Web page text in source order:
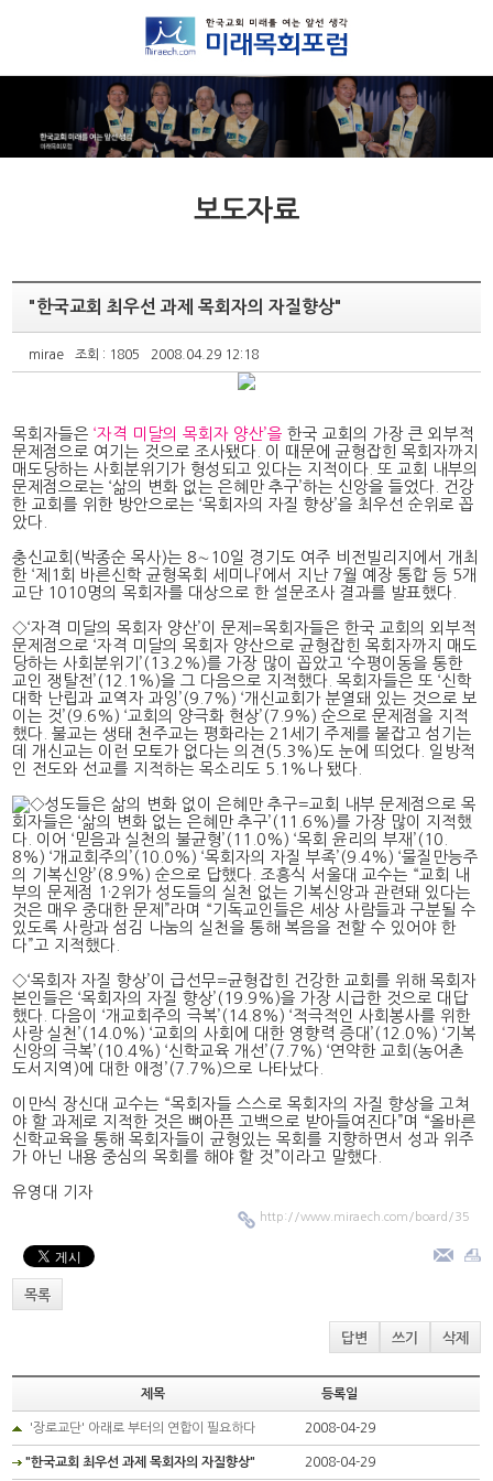
보도자료
"한국교회 최우선 과제 목회자의 자질향상"
mirae 조회 : 1805 2008.04.29 12:18
목회자들은‘자격 미달의 목회자 양산’을한국 교회의 가장 큰 외부적
문제점으로 여기는 것으로 조사됐다. 이 때문에 균형잡힌 목회자까지
매도당하는 사회분위기가 형성되고 있다는 지적이다. 또 교회 내부의
문제점으로는 ‘삶의 변화 없는 은혜만 추구’하는 신앙을 들었다. 건강
한 교회를 위한 방안으로는 ‘목회자의 자질 향상’을 최우선 순위로 꼽
았다.
충신교회(박종순 목사)는 8∼10일 경기도 여주 비전빌리지에서 개최
한 ‘제1회 바른신학 균형목회 세미나’에서 지난 7월 예장 통합 등 5개
교단 1010명의 목회자를 대상으로 한 설문조사 결과를 발표했다.
◇‘자격 미달의 목회자 양산’이 문제=목회자들은 한국 교회의 외부적
문제점으로 ‘자격 미달의 목회자 양산으로 균형잡힌 목회자까지 매도
당하는 사회분위기’(13.2%)를 가장 많이 꼽았고 ‘수평이동을 통한
교인 쟁탈전’(12.1%)을 그 다음으로 지적했다. 목회자들은 또 ‘신학
대학 난립과 교역자 과잉’(9.7%) ‘개신교회가 분열돼 있는 것으로 보
이는 것’(9.6%) ‘교회의 양극화 현상’(7.9%) 순으로 문제점을 지적
했다. 불교는 생태 천주교는 평화라는 21세기 주제를 붙잡고 섬기는
데 개신교는 이런 모토가 없다는 의견(5.3%)도 눈에 띄었다. 일방적
인 전도와 선교를 지적하는 목소리도 5.1%나 됐다.
◇성도들은 삶의 변화 없이 은혜만 추구=교회 내부 문제점으로 목
회자들은 ‘삶의 변화 없는 은혜만 추구’(11.6%)를 가장 많이 지적했
다. 이어 ‘믿음과 실천의 불균형’(11.0%) ‘목회 윤리의 부재’(10.
8%) ‘개교회주의’(10.0%) ‘목회자의 자질 부족’(9.4%) ‘물질만능주
의 기복신앙’(8.9%) 순으로 답했다. 조흥식 서울대 교수는 “교회 내
부의 문제점 1·2위가 성도들의 실천 없는 기복신앙과 관련돼 있다는
것은 매우 중대한 문제”라며 “기독교인들은 세상 사람들과 구분될 수
있도록 사랑과 섬김 나눔의 실천을 통해 복음을 전할 수 있어야 한
다”고 지적했다.
◇‘목회자 자질 향상’이 급선무=균형잡힌 건강한 교회를 위해 목회자
본인들은 ‘목회자의 자질 향상’(19.9%)을 가장 시급한 것으로 대답
했다. 다음이 ‘개교회주의 극복’(14.8%) ‘적극적인 사회봉사를 위한
사랑 실천’(14.0%) ‘교회의 사회에 대한 영향력 증대’(12.0%) ‘기복
신앙의 극복’(10.4%) ‘신학교육 개선’(7.7%) ‘연약한 교회(농어촌
도서지역)에 대한 애정’(7.7%)으로 나타났다.
이만식 장신대 교수는 “목회자들 스스로 목회자의 자질 향상을 고쳐
야 할 과제로 지적한 것은 뼈아픈 고백으로 받아들여진다”며 “올바른
신학교육을 통해 목회자들이 균형있는 목회를 지향하면서 성과 위주
가 아닌 내용 중심의 목회를 해야 할 것”이라고 말했다.
유영대 기자
http://www.miraech.com/board/35
목록
답변 쓰기 삭제
제목 등록일
'장로교단' 아래로 부터의 연합이 필요하다 2008-04-29
"한국교회 최우선 과제 목회자의 자질향상" 2008-04-29